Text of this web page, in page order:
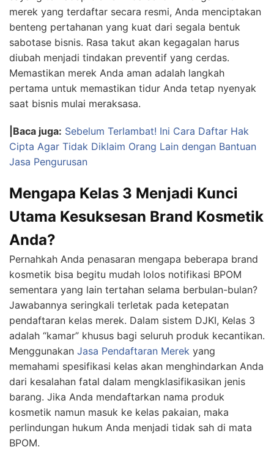
merek yang terdaftar secara resmi, Anda menciptakan
benteng pertahanan yang kuat dari segala bentuk
sabotase bisnis. Rasa takut akan kegagalan harus
diubah menjadi tindakan preventif yang cerdas.
Memastikan merek Anda aman adalah langkah
pertama untuk memastikan tidur Anda tetap nyenyak
saat bisnis mulai meraksasa.
|Baca juga: Sebelum Terlambat! Ini Cara Daftar Hak
Cipta Agar Tidak Diklaim Orang Lain dengan Bantuan
Jasa Pengurusan
Mengapa Kelas 3 Menjadi Kunci
Utama Kesuksesan Brand Kosmetik
Anda?
Pernahkah Anda penasaran mengapa beberapa brand
kosmetik bisa begitu mudah lolos notifikasi BPOM
sementara yang lain tertahan selama berbulan-bulan?
Jawabannya seringkali terletak pada ketepatan
pendaftaran kelas merek. Dalam sistem DJKI, Kelas 3
adalah “kamar” khusus bagi seluruh produk kecantikan.
Menggunakan Jasa Pendaftaran Merek yang
memahami spesifikasi kelas akan menghindarkan Anda
dari kesalahan fatal dalam mengklasifikasikan jenis
barang. Jika Anda mendaftarkan nama produk
kosmetik namun masuk ke kelas pakaian, maka
perlindungan hukum Anda menjadi tidak sah di mata
BPOM.